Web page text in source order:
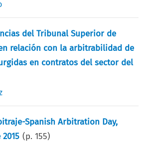
del Tribunal Superior de
relación con la arbitrabilidad de
en contratos del sector del
Spanish Arbitration Day,
(p.155)